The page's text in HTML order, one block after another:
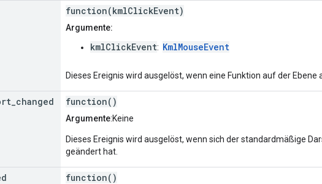
function(kmlClickEvent)
Argumente:
kmlClickEvent: KmlMouseEvent
Dieses Ereignis wird ausgelöst, wenn eine Funktion auf der Ebene
changed function()
Argumente:Keine
Dieses Ereignis wird ausgelöst, wenn sich der standardmäßige
geändert hat.
function()